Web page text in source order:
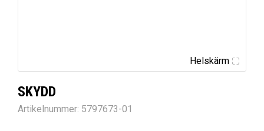
Helskärm
SKYDD
Artikelnummer: 5797673-01